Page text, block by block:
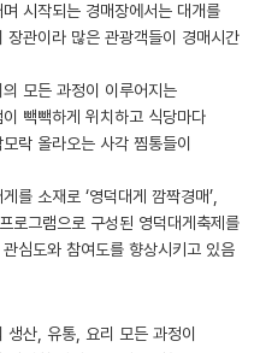
시작되는 경매장에서는 대개를
관이라 많은 관광객들이 경매시간
모든 과정이 이루어지는
빽빽하게 위치하고 식당마다
락 올라오는 사각 찜통들이
를 소재로 ‘영덕대게 깜짝경매’,
로그램으로 구성된 영덕대게축제를
심도와 참여도를 향상시키고 있음
산, 유통, 요리 모든 과정이